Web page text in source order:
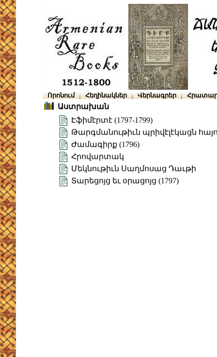
Որոնում Հեղինակներ Վերնագրեր
Աստրախան
Էֆիմէրտէ (1797-1799)
Թարգմանութիւն պրիվէլէկացն
Ժամագիրք (1796)
Հրովարտակ
Մեկնութիւն Սաղմոսաց Դաւթի
Տարեցոյց եւ օրացոյց (1797)